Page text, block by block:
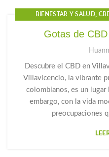
BIENESTAR Y SALUD,
CBD PRECIO ,CBD
GOTAS PARA LA ANSIEDAD
Gotas de
Descubre el CBD en
Villavicencio, la vibrante
colombianos, es un
embargo, con la vida
preocupaciones